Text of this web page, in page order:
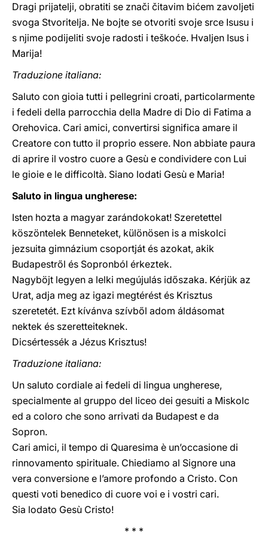
Dragi prijatelji, obratiti se znači čitavim bićem zavoljeti
svoga Stvoritelja. Ne bojte se otvoriti svoje srce Isusu i
s njime podijeliti svoje radosti i teškoće. Hvaljen Isus i
Marija!
Traduzione italiana:
Saluto con gioia tutti i pellegrini croati, particolarmente
i fedeli della parrocchia della Madre di Dio di Fatima a
Orehovica. Cari amici, convertirsi significa amare il
Creatore con tutto il proprio essere. Non abbiate paura
di aprire il vostro cuore a Gesù e condividere con Lui
le gioie e le difficoltà. Siano lodati Gesù e Maria!
Saluto in lingua ungherese:
Isten hozta a magyar zarándokokat! Szeretettel
köszöntelek Benneteket, különösen is a miskolci
jezsuita gimnázium csoportját és azokat, akik
Budapestről és Sopronból érkeztek.
Nagyböjt legyen a lelki megújulás időszaka. Kérjük az
Urat, adja meg az igazi megtérést és Krisztus
szeretetét. Ezt kívánva szívből adom áldásomat
nektek és szeretteiteknek.
Dicsértessék a Jézus Krisztus!
Traduzione italiana:
Un saluto cordiale ai fedeli di lingua ungherese,
specialmente al gruppo del liceo dei gesuiti a Miskolc
ed a coloro che sono arrivati da Budapest e da
Sopron.
Cari amici, il tempo di Quaresima è un’occasione di
rinnovamento spirituale. Chiediamo al Signore una
vera conversione e l’amore profondo a Cristo. Con
questi voti benedico di cuore voi e i vostri cari.
Sia lodato Gesù Cristo!
* * *